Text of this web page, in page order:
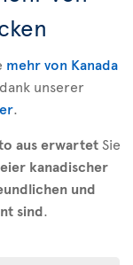
mehr von Kanada
unserer
.
aus erwartetSie
kanadischer
und
sind.